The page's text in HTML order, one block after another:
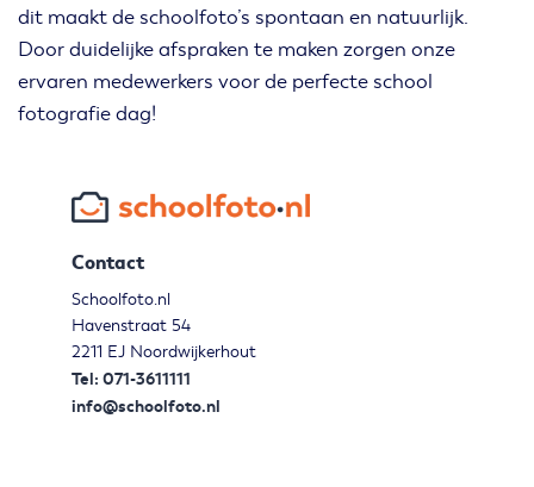
dit maakt de schoolfoto’s spontaan en natuurlijk.
Door duidelijke afspraken te maken zorgen onze
ervaren medewerkers voor de perfecte school
fotografie dag!
Contact
Schoolfoto.nl
Havenstraat 54
2211 EJ Noordwijkerhout
Tel: 071-3611111
info@schoolfoto.nl